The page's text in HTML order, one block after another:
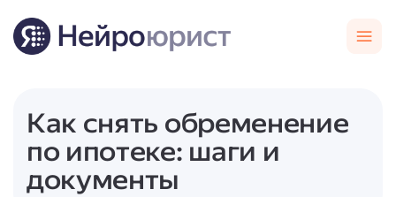
Как снять обременение
по ипотеке: шаги и
документы